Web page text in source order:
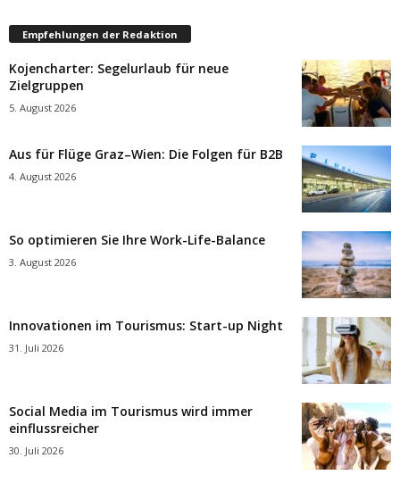
Empfehlungen der Redaktion
Kojencharter: Segelurlaub für neue
Zielgruppen
5. August 2026
Aus für Flüge Graz–Wien: Die Folgen für B2B
4. August 2026
So optimieren Sie Ihre Work-Life-Balance
3. August 2026
Innovationen im Tourismus: Start-up Night
31. Juli 2026
Social Media im Tourismus wird immer
einflussreicher
30. Juli 2026